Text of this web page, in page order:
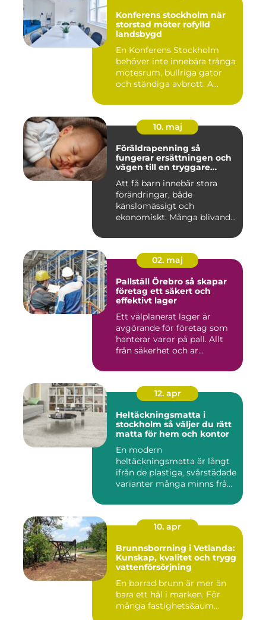
Konferens stockholm när
storstad möter rofylld
landsbygd
En Konferens Stockholm
behöver inte innebära trånga
mötesrum, bullriga gator
och ständiga avbrott. A...
10. maj
Föräldrapenning så
fungerar ersättningen och
vägen till en tryggare
Att få barn innebär stora
förändringar, både
känslomässigt och
ekonomiskt. Många blivande
02. maj
Pallställ Örebro så skapar
företag ett säkert och
effektivt lager
Ett välplanerat lager är
avgörande för företag som
hanterar varor på pall. Allt
från säkerhet och ar...
12. apr
Heltäckningsmatta i
stockholm så väljer du rätt
matta för hem och kontor
En modern
heltäckningsmatta är långt
ifrån de plastiga, svårstädade
varianter många minns från
10. apr
Brunnsborrning i Vetlanda:
Kunskap, kvalitet och trygg
vattenförsörjning
En borrad brunn är mer än
bara ett hål i marken. För
många fastighets&aum...